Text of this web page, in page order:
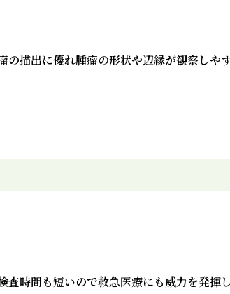
描出に優れ腫瘤の形状や辺縁が観察しや
時間も短いので救急医療にも威力を発揮し